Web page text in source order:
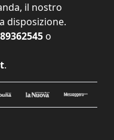
il nostro
disposizione.
o
.